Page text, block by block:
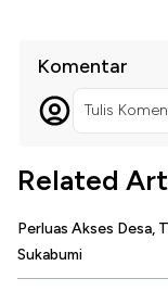
Komentar
Tulis
Related
Perluas Akses Desa,
Sukabumi